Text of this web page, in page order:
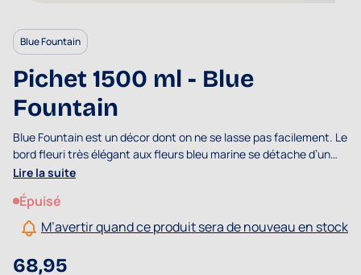
Blue Fountain
Pichet 1500 ml - Blue
Fountain
Blue Fountain est un décor dont on ne se lasse pas facilement. Le
bord fleuri très élégant aux fleurs bleu marine se détache d’un
formidable jeu de branchages et feuillage d'un gris bleuté clair.
Lire la suite
Épuisé
M’avertir quand ce produit sera de nouveau en stock
68,95